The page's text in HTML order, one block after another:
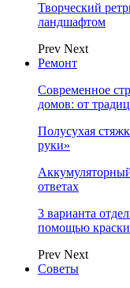
Творческий
ландшафтом
Prev Next
Ремонт
Современное
домов: от
Полусухая
руки»
ответах
3 варианта
помощью краски
Prev Next
Советы